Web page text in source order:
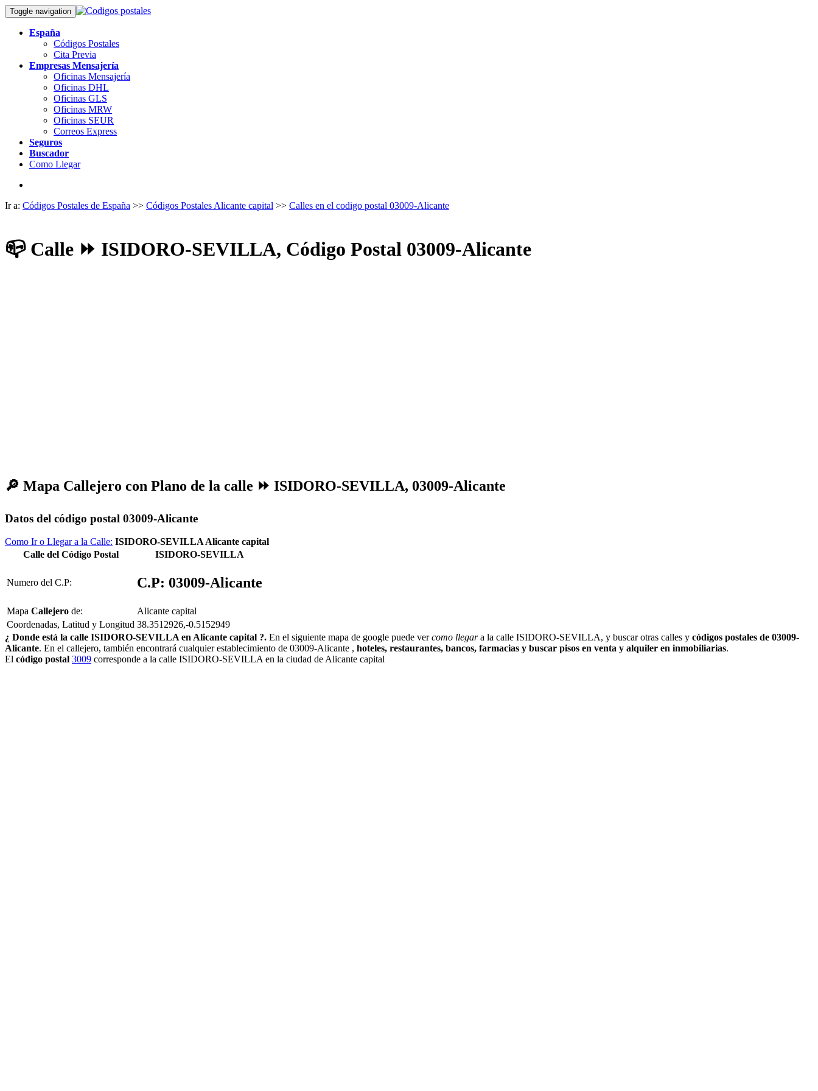
Toggle navigation
España
Códigos Postales
Cita Previa
Empresas Mensajería
Oficinas Mensajería
Oficinas DHL
Oficinas GLS
Oficinas MRW
Oficinas SEUR
Correos Express
Seguros
Buscador
Como Llegar
Ir a: Códigos Postales de España >> Códigos Postales Alicante capital >> Calles en el codigo postal 03009-Alicante
📪 Calle ⏩ ISIDORO-SEVILLA, Código Postal 03009-Alicante
🔎 Mapa Callejero con Plano de la calle ⏩ ISIDORO-SEVILLA, 03009-Alicante
Datos del código postal 03009-Alicante
Como Ir o Llegar a la Calle: ISIDORO-SEVILLA Alicante capital
Calle del Código Postal
ISIDORO-SEVILLA
Numero del C.P: C.P: 03009-Alicante
Mapa Callejero de:
Alicante capital
Coordenadas, Latitud y Longitud 38.3512926,-0.5152949
¿ Donde está la calle ISIDORO-SEVILLA en Alicante capital ?. En el siguiente mapa de google puede vercomo llegara la calle ISIDORO-SEVILLA, y buscar otras calles y códigos postales de 03009-
Alicante. En el callejero, también encontrará cualquier establecimiento de 03009-Alicante , hoteles, restaurantes, bancos, farmacias y buscar pisos en venta y alquiler en inmobiliarias.
El código postal 3009 corresponde a la calle ISIDORO-SEVILLA en la ciudad de Alicante capital